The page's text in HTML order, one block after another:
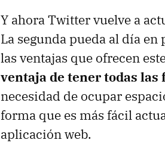
Y ahora Twitter vuelve a
La segunda pueda al día
las ventajas que ofrecen
ventaja de tener todas
necesidad de ocupar
forma que es más fácil
aplicación web.